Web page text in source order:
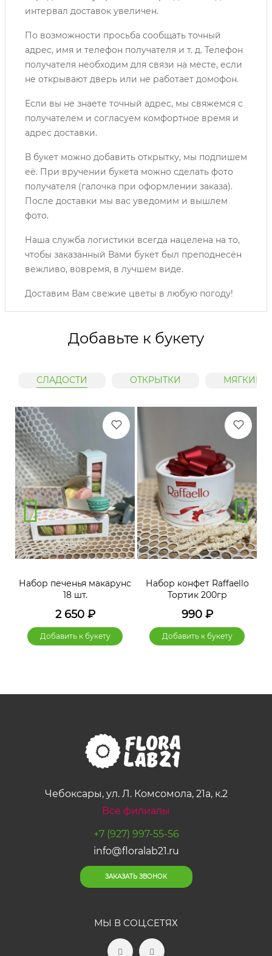
интервал доставок увеличен.
По возможности просьба сообщать точный
адрес, имя и телефон получателя и т. д. Телефон
получателя необходим для связи на месте, если
не открывают дверь или не работает домофон.
Если вы не знаете точный адрес, мы свяжемся с
получателем и согласуем комфортное время и
адрес доставки.
В букет можно добавить открытку, мы подпишем
её. При вручении букета можно сделать фото
получателя (галочка при оформлении заказа).
После доставки мы вас уведомим и вышлем
фото.
Наша служба логистики всегда нацелена на то,
чтобы заказанный Вами букет был преподнесён
вежливо, вовремя, в лучшем виде.
Доставим Вам свежие цветы в любую погоду!
Добавьте к букету
СЛАДОСТИ ОТКРЫТКИ МЯГКИЕ
Набор печенья макарунс
18 шт.
2 650₽
Добавить к букету
Набор конфет Raffaello
Тортик 200гр
990₽
Добавить к букету
Чебоксары, ул. Л. Комсомола, 21а, к.2
Все филиалы
+7 (927) 997-55-56
info@floralab21.ru
ЗАКАЗАТЬ ЗВОНОК
МЫ В СОЦ.СЕТЯХ